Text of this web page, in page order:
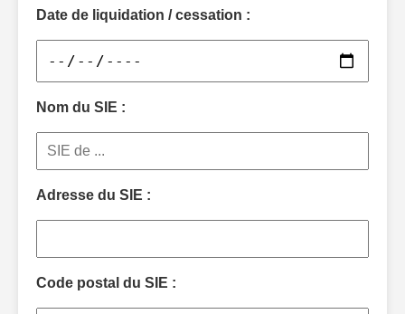
Date de liquidation / cessation :
Nom du SIE :
Adresse du SIE :
Code postal du SIE :